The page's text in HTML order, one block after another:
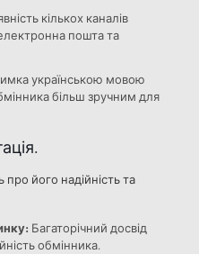
кількох каналів
пошта та
українською мовою
більш зручним для
його надійність та
Багаторічний досвід
обмінника.